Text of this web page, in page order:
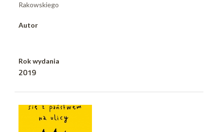
Rakowskiego
Autor
Rok wydania
2019